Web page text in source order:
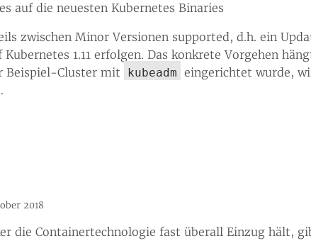
auf die neuesten Kubernetes Binaries
zwischen Minor Versionen supported, d.h. ein
1.11 erfolgen. Das konkrete Vorgehen
Beispiel-Cluster mit
kubeadm eingerichtet wurde,
2018
die Containertechnologie fast überall Einzug hält,